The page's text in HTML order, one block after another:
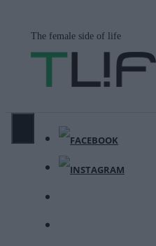
περιεχόμενο
The female side of life